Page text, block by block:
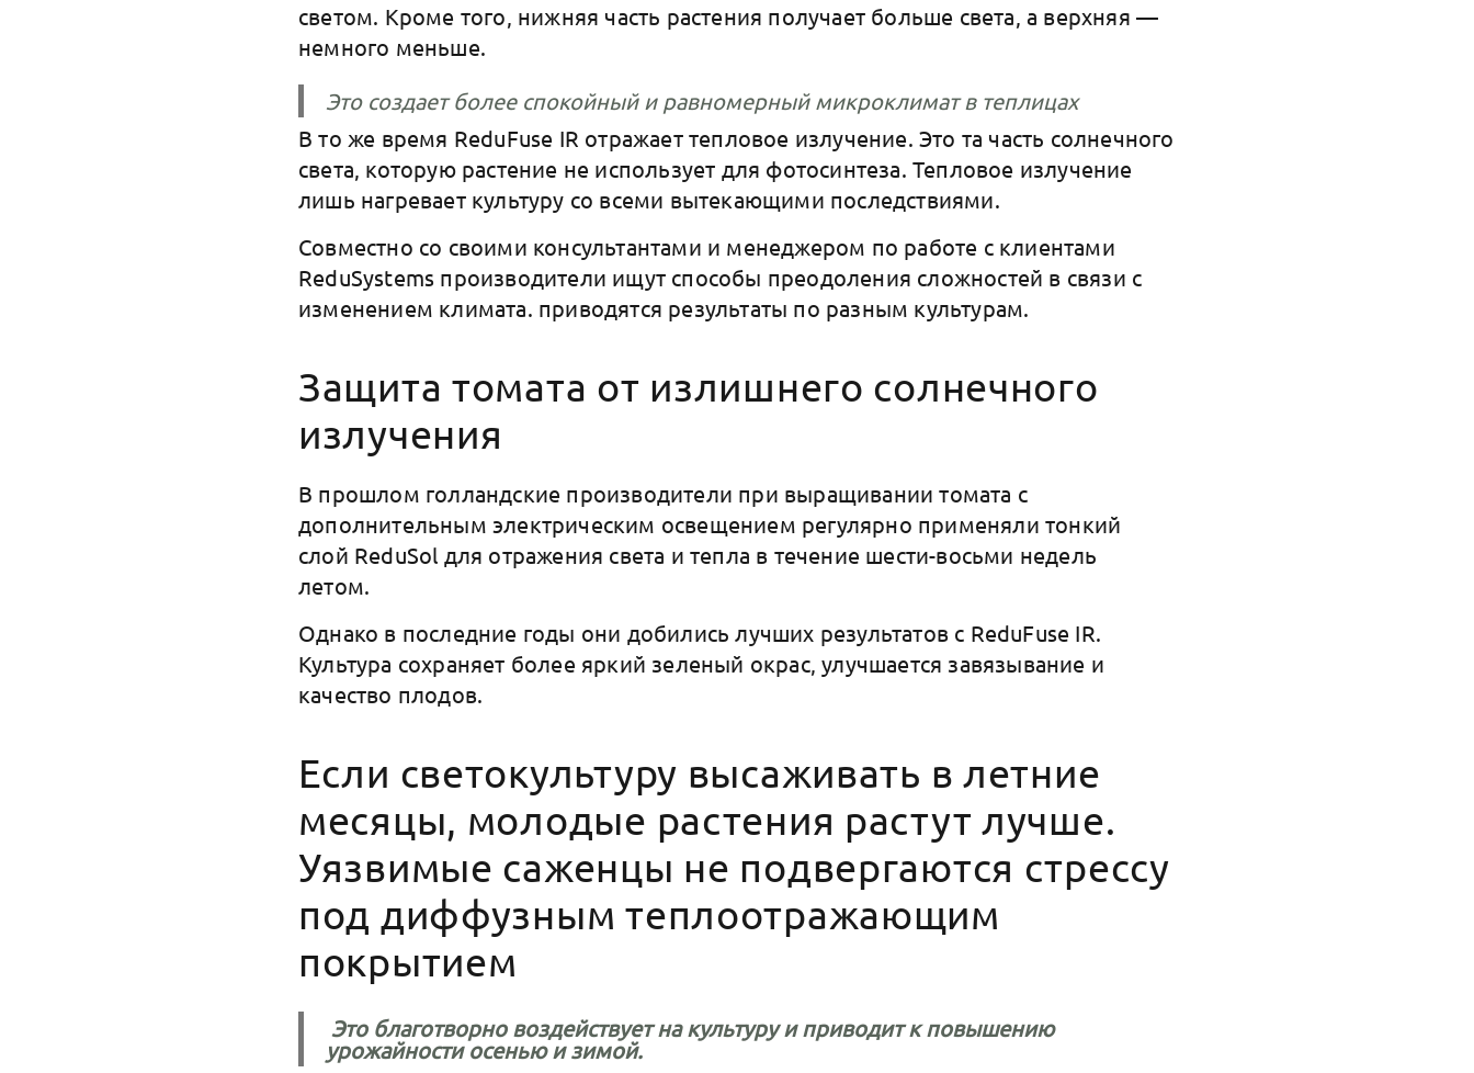
светом. Кроме того, нижняя часть растения получает больше света, а верхняя —
немного меньше.
Это создает более спокойный и равномерный микроклимат в теплицах
В то же время ReduFuse IR отражает тепловое излучение. Это та часть солнечного
света, которую растение не использует для фотосинтеза. Тепловое излучение
лишь нагревает культуру со всеми вытекающими последствиями.
Совместно со своими консультантами и менеджером по работе с клиентами
ReduSystems производители ищут способы преодоления сложностей в связи с
изменением климата. приводятся результаты по разным культурам.
Защита томата от излишнего солнечного
излучения
В прошлом голландские производители при выращивании томата с
дополнительным электрическим освещением регулярно применяли тонкий
слой ReduSol для отражения света и тепла в течение шести-восьми недель
летом.
Однако в последние годы они добились лучших результатов с ReduFuse IR.
Культура сохраняет более яркий зеленый окрас, улучшается завязывание и
качество плодов.
Если светокультуру высаживать в летние
месяцы, молодые растения растут лучше.
Уязвимые саженцы не подвергаются стрессу
под диффузным теплоотражающим
покрытием
Это благотворно воздействует на культуру и приводит к повышению
урожайности осенью и зимой.